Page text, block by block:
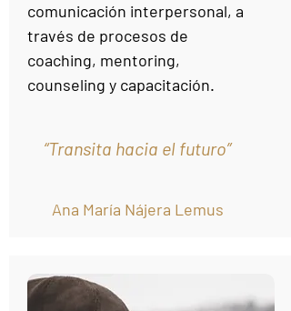
comunicación interpersonal, a
través de procesos de
coaching, mentoring,
counseling y capacitación.
“Transita hacia el futuro”
Ana María Nájera Lemus